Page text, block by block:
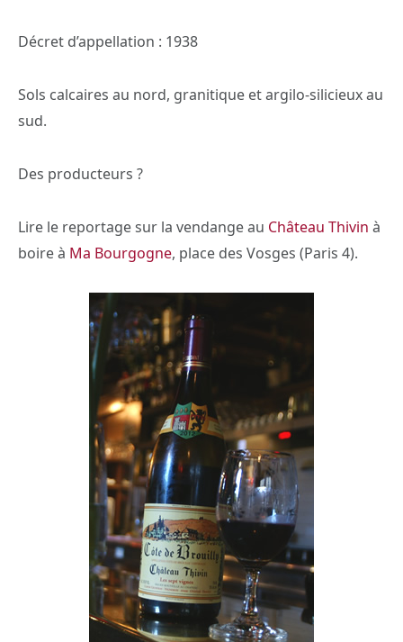
Décret d’appellation : 1938
Sols calcaires au nord, granitique et argilo-silicieux au
sud.
Des producteurs ?
Lire le reportage sur la vendange au Château Thivin à
boire à Ma Bourgogne, place des Vosges (Paris 4).